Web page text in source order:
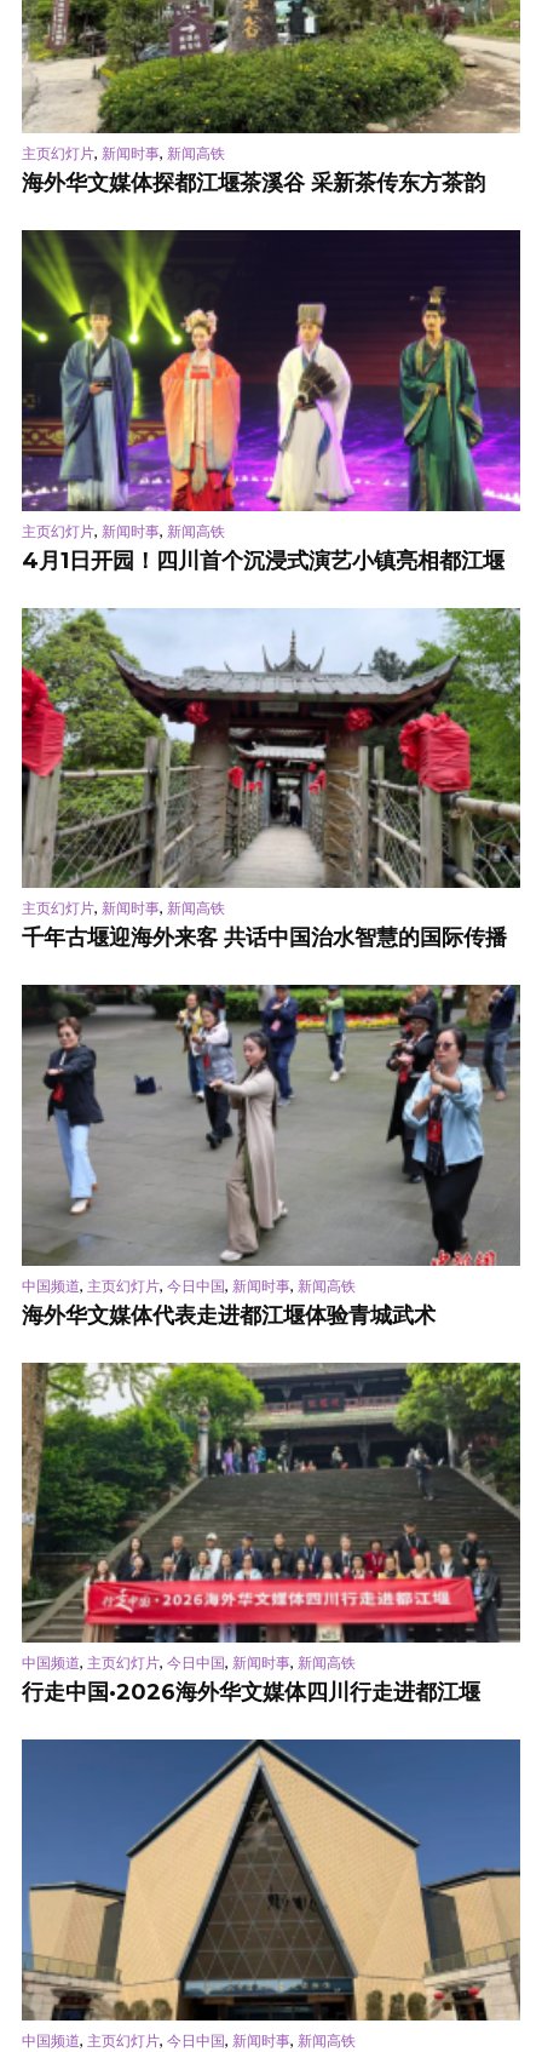
主页幻灯片, 新闻时事, 新闻高铁
海外华文媒体探都江堰茶溪谷 采新茶传东方茶韵
主页幻灯片, 新闻时事, 新闻高铁
4月1日开园！四川首个沉浸式演艺小镇亮相都江堰
主页幻灯片, 新闻时事, 新闻高铁
千年古堰迎海外来客 共话中国治水智慧的国际传播
中国频道, 主页幻灯片, 今日中国, 新闻时事, 新闻高铁
海外华文媒体代表走进都江堰体验青城武术
中国频道, 主页幻灯片, 今日中国, 新闻时事, 新闻高铁
行走中国·2026海外华文媒体四川行走进都江堰
中国频道, 主页幻灯片, 今日中国, 新闻时事, 新闻高铁